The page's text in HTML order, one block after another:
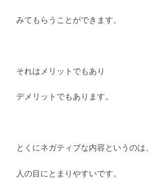
みてもらうことができます。
それはメリットでもあり
デメリットでもあります。
とくにネガティブな内容というのは、
人の目にとまりやすいです。